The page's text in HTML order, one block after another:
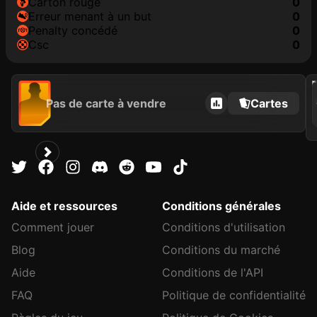
erreur menant à un but
0
penalty concédé
0
csc
0
Pas de carte à vendre Cartes
2021
Aide et ressources
Comment jouer
Blog
Aide
FAQ
Conditions générales
Conditions d'utilisation
Conditions du marché
Conditions de l'API
Politique de confidentialité